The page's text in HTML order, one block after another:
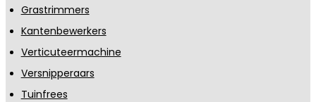
Grastrimmers
Kantenbewerkers
Verticuteermachine
Versnipperaars
Tuinfrees